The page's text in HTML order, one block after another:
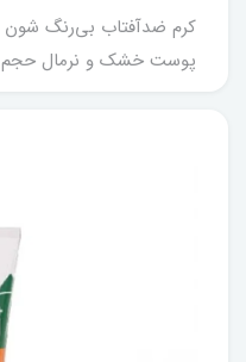
پوست خشک و نرمال حجم 50 میلی‌لیتر